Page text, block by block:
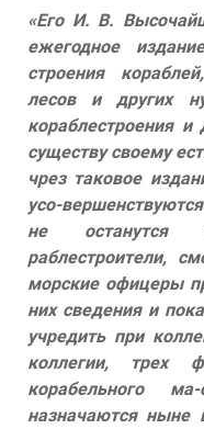
«Его И. В.
ежегодное
строения
лесов и других
кораблестроения и
существу своему
чрез таковое
усо-
не останутся
раблестроители,
морские офицеры
них сведения и
учредить при
коллегии, трех
корабельного
назначаются